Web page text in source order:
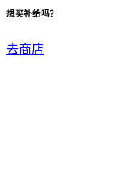
想买补给吗？
去商店